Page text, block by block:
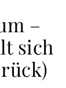
–
sich